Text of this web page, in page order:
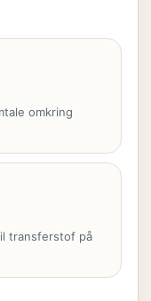
omkring
transferstof på